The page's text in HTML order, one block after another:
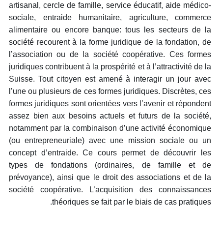
artisanal, cercle de famille, service éducatif, aide médico-
sociale, entraide humanitaire, agriculture, commerce
alimentaire ou encore banque: tous les secteurs de la
société recourent à la forme juridique de la fondation, de
l’association ou de la société coopérative. Ces formes
juridiques contribuent à la prospérité et à l’attractivité de la
Suisse. Tout citoyen est amené à interagir un jour avec
l’une ou plusieurs de ces formes juridiques. Discrètes, ces
formes juridiques sont orientées vers l’avenir et répondent
assez bien aux besoins actuels et futurs de la société,
notamment par la combinaison d’une activité économique
(ou entrepreneuriale) avec une mission sociale ou un
concept d’entraide. Ce cours permet de découvrir les
types de fondations (ordinaires, de famille et de
prévoyance), ainsi que le droit des associations et de la
société coopérative. L’acquisition des connaissances
théoriques se fait par le biais de cas pratiques.